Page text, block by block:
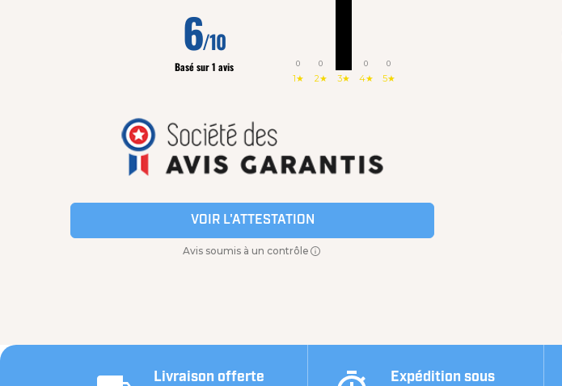
6/10
Basé sur 1 avis 0
1★
0
2★ 3★
0
4★
0
5★
VOIR L'ATTESTATION
Avis soumis à un contrôle
Livraison offerte
Expédition sous